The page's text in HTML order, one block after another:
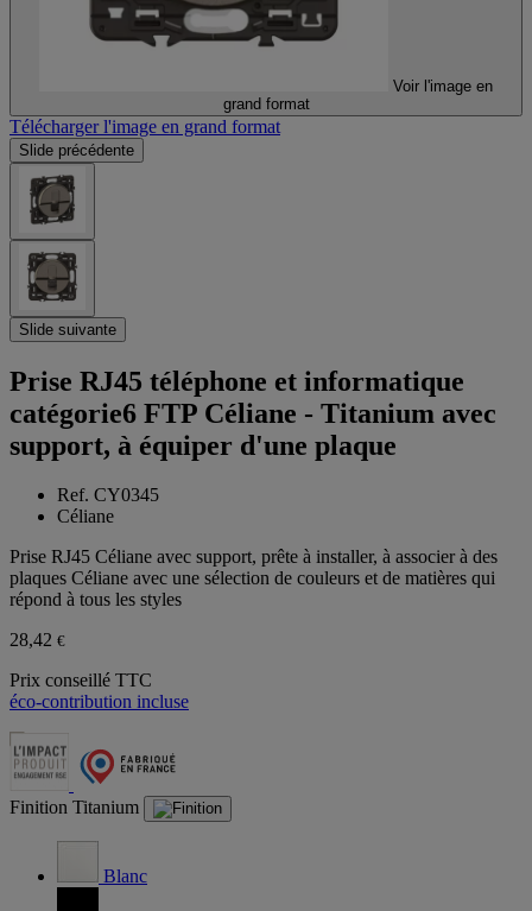
Voir l'image en
grand format
Télécharger l'image en grand format
Slide précédente
Slide suivante
Prise RJ45 téléphone et informatique
catégorie6 FTP Céliane - Titanium avec
support, à équiper d'une plaque
Ref. CY0345
Céliane
Prise RJ45 Céliane avec support, prête à installer, à associer à des
plaques Céliane avec une sélection de couleurs et de matières qui
répond à tous les styles
28,42 €
Prix conseillé TTC
éco-contribution incluse
Finition Titanium
Blanc